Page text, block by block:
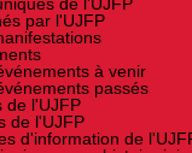
par l'UJFP
à venir
passés
de l'UJFP
de l'UJFP
d'information de